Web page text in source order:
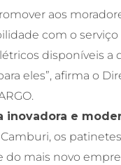
aos
com o serviço
disponíveis a
eles”, afirma o
inovadora e
os
do mais novo